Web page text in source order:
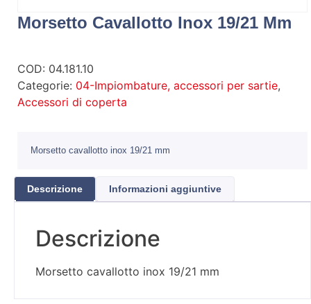
Morsetto Cavallotto Inox 19/21 Mm
COD: 04.181.10
Categorie: 04-Impiombature, accessori per sartie,
Accessori di coperta
Morsetto cavallotto inox 19/21 mm
Descrizione Informazioni aggiuntive
Descrizione
Morsetto cavallotto inox 19/21 mm